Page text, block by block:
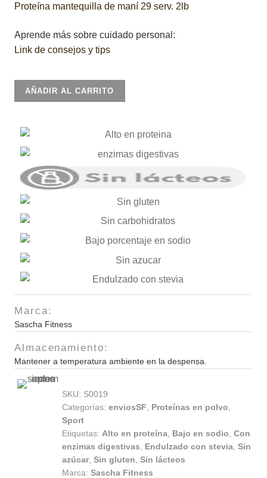
Proteína mantequilla de maní 29 serv. 2lb
Aprende más sobre cuidado personal:
Link de consejos y tips
Proteína
sin
29
serv.
cantidad
AÑADIR AL CARRITO
Marca:
Sascha Fitness
Almacenamiento:
Mantener a temperatura ambiente en la despensa.
SKU: S0019
Categorías: enviosSF Proteínas en polvo
Sport
Etiquetas: Alto en proteína Bajo en sodio Con
enzimas digestivas
Endulzado con stevia Sin
azúcar, Sin gluten Sin lácteos
Marca: Sascha Fitness